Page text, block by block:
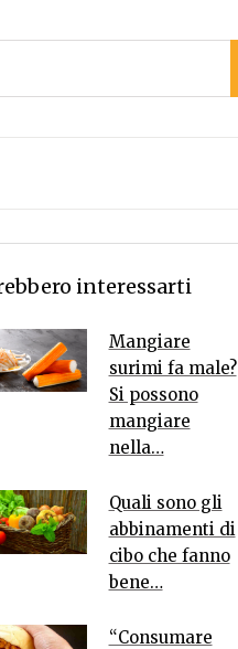
interessarti
Mangiare
surimi fa male?
Si possono
mangiare
nella…
Quali sono gli
abbinamenti di
cibo che fanno
bene…
“Consumare